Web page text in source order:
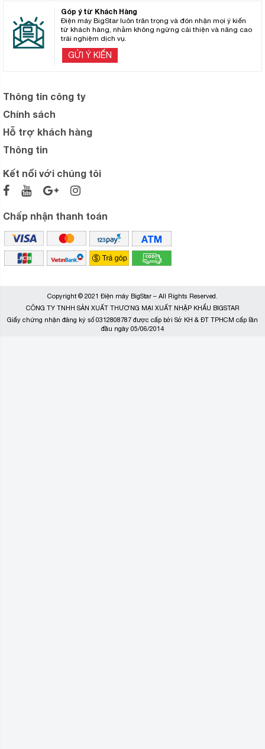
Góp ý từ Khách Hàng
Điện máy BigStar luôn trân trọng và đón nhận mọi ý kiến
từ khách hàng, nhằm không ngừng cải thiện và nâng cao
trải nghiệm dịch vụ.
GỬI Ý KIẾN
Thông tin công ty
Chính sách
Hỗ trợ khách hàng
Thông tin
Kết nối với chúng tôi
Chấp nhận thanh toán
Copyright © 2021 Điện máy BigStar – All Rights Reserved.
CÔNG TY TNHH SẢN XUẤT THƯƠNG MẠI XUẤT NHẬP KHẨU BIGSTAR
Giấy chứng nhận đăng ký số 0312808787 được cấp bởi Sở KH & ĐT TPHCM cấp lần
đầu ngày 05/06/2014